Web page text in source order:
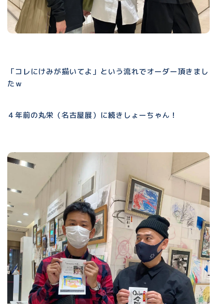
「コレにけみが描いてよ」という流れでオーダー頂きまし
たｗ
４年前の丸栄（名古屋展）に続きしょーちゃん！